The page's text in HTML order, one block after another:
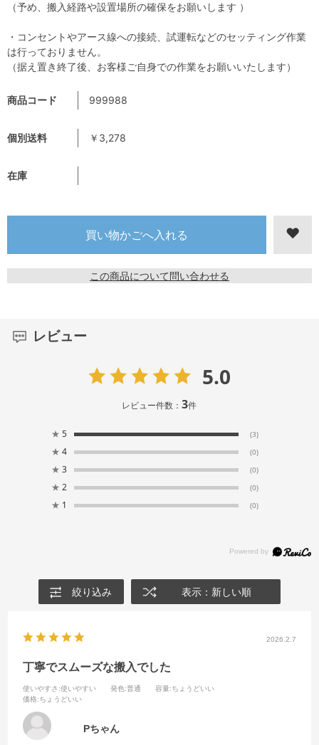
商品コード 999988
個別送料 ￥3,278
在庫
この商品について問い合わせる
（予め、搬入経路や設置場所の確保をお願いします ）
・コンセントやアース線への接続、試運転などのセッティング作業
は行っておりません。
（据え置き終了後、お客様ご自身での作業をお願いいたします）
レビュー
5.0
レビュー件数：3件
★ 5 (3)
★ 4 (0)
★ 3 (0)
★ 2 (0)
★ 1 (0)
絞り込み 表示：新しい順
2026.2.7
丁寧でスムーズな搬入でした
使いやすさ :使いやすい 発色:普通 容量:ちょうどいい
価格:ちょうどいい
Pちゃん